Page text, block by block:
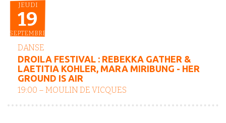
JEUDI
19
SEPTEMBRE
DANSE
DROILA FESTIVAL : REBEKKA GATHER &
LAETITIA KOHLER, MARA MIRIBUNG - HER
GROUND IS AIR
19:00 – MOULIN DE VICQUES